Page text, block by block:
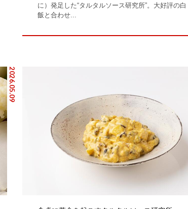
に）発足した“タルタルソース研究所”。大好評の白
飯と合わせ...
2026.05.09